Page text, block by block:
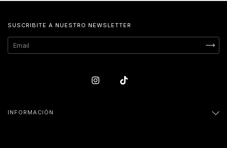
SUSCRIBITE A NUESTRO NEWSLETTER
INFORMACIÓN